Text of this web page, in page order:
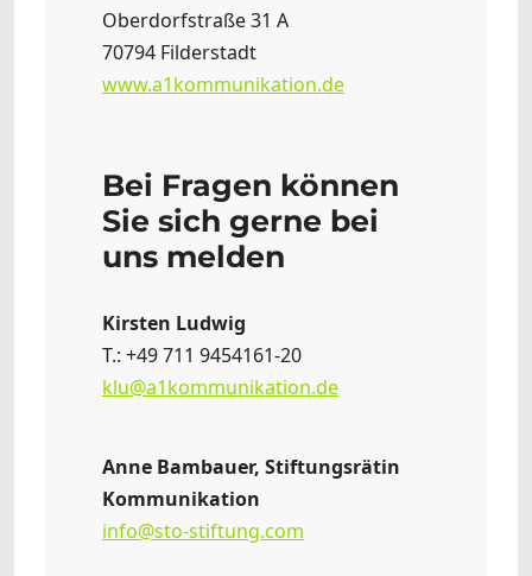
Oberdorfstraße 31 A
70794 Filderstadt
www.a1kommunikation.de
Bei Fragen können
Sie sich gerne bei
uns melden
Kirsten Ludwig
T.: +49 711 9454161-20
klu@a1kommunikation.de
Anne Bambauer, Stiftungsrätin
Kommunikation
info@sto-stiftung.com